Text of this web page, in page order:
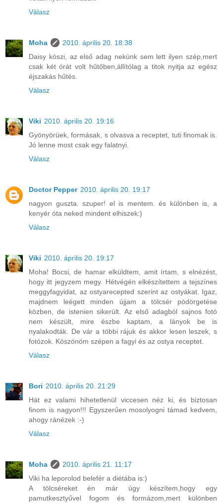
Válasz
Moha
2010. április 20. 18:38
Daisy köszi, az első adag nekünk sem lett ilyen szép,mert
csak két órát volt hűtőben,állítólag a titok nyitja az egész
éjszakás hűtés.
Válasz
Viki 2010. április 20. 19:16
Gyönyörüek, formásak, s olvasva a receptet, tuti finomak is.
Jó lenne most csak egy falatnyi.
Válasz
Doctor Pepper 2010. április 20. 19:17
nagyon guszta. szuper! el is mentem. és különben is, a
kenyér óta neked mindent elhiszek:)
Válasz
Viki 2010. április 20. 19:17
Moha! Bocsi, de hamar elküldtem, amit írtam, s elnézést,
hogy itt jegyzem megy. Hétvégén elkészítettem a tejszínes
meggyfagyidat, az ostyarecepted szerint az ostyákat. Igaz,
majdnem leégett minden újjam a tölcsér pödörgetése
közben, de istenien sikerült. Az első adagból sajnos fotó
nem készült, mire észbe kaptam, a lányok be is
nyalakodták. De vár a többi rájuk és akkor lesen leszek, s
fotózok. Köszönöm szépen a fagyi és az ostya receptet.
Válasz
Bori 2010. április 20. 21:29
Hát ez valami hihetetlenül viccesen néz ki, és biztosan
finom is nagyon!!! Egyszerűen mosolyogni támad kedvem,
ahogy ránézek :-)
Válasz
Moha
2010. április 21. 11:17
Viki ha leporolod belefér a diétába is:)
A tölcséreket én már úgy készítem,hogy egy
pamutkesztyűvel fogom és formázom,mert különben